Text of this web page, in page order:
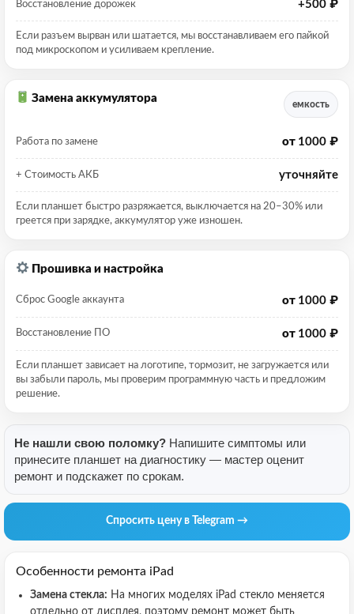
Восстановление дорожек +500 ₽
Если разъем вырван или шатается, мы восстанавливаем его пайкой
под микроскопом и усиливаем крепление.
Замена аккумулятора
емкость
Работа по замене от 1000 ₽
+ Стоимость АКБ уточняйте
Если планшет быстро разряжается, выключается на 20–30% или
греется при зарядке, аккумулятор уже изношен.
Прошивка и настройка
Сброс Google аккаунта от 1000 ₽
Восстановление ПО от 1000 ₽
Если планшет зависает на логотипе, тормозит, не загружается или
вы забыли пароль, мы проверим программную часть и предложим
решение.
Не нашли свою поломку? Напишите симптомы или
принесите планшет на диагностику — мастер оценит
ремонт и подскажет по срокам.
Спросить цену в Telegram →
Особенности ремонта iPad
Замена стекла: На многих моделях iPad стекло меняется
отдельно от дисплея, поэтому ремонт может быть